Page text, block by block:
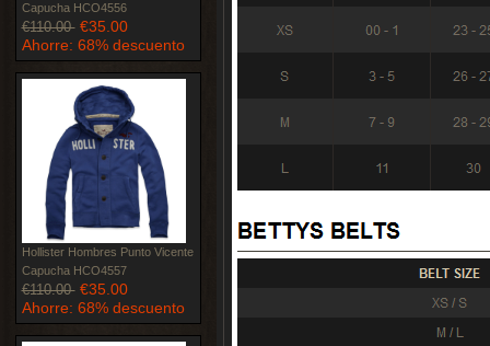
Capucha HCO4556
€110.00 €35.00
Ahorre: 68% descuento
Hollister Hombres Punto Vicente
Capucha HCO4557
€110.00 €35.00
Ahorre: 68% descuento